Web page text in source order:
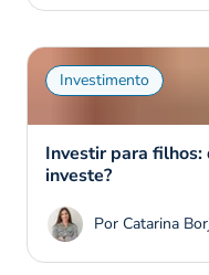
Investimento
Investir para filhos:
investe?
Por Catarina